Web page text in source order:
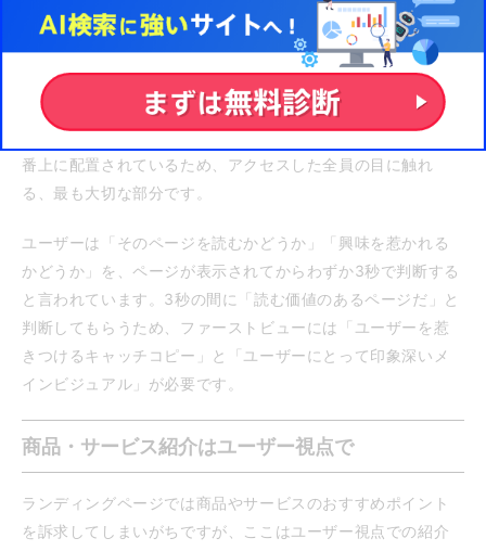
ューにインパクトを持たせることが重要です。
ファーストビューとは、ユーザーが広告などからランディン
グページにジャンプしてきたとき、最初に表示される画像や
キャッチコピーのことを指します。ランディングページの一
番上に配置されているため、アクセスした全員の目に触れ
る、最も大切な部分です。
ユーザーは「そのページを読むかどうか」「興味を惹かれる
かどうか」を、ページが表示されてからわずか3秒で判断する
と言われています。3秒の間に「読む価値のあるページだ」と
判断してもらうため、ファーストビューには「ユーザーを惹
きつけるキャッチコピー」と「ユーザーにとって印象深いメ
インビジュアル」が必要です。
商品・サービス紹介はユーザー視点で
ランディングページでは商品やサービスのおすすめポイント
を訴求してしまいがちですが、ここはユーザー視点での紹介